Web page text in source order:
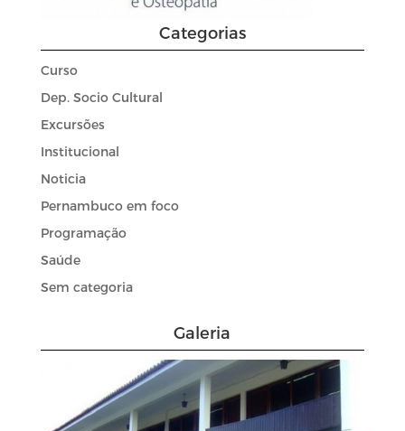
Categorias
Curso
Dep. Socio Cultural
Excursões
Institucional
Noticia
Pernambuco em foco
Programação
Saúde
Sem categoria
Galeria